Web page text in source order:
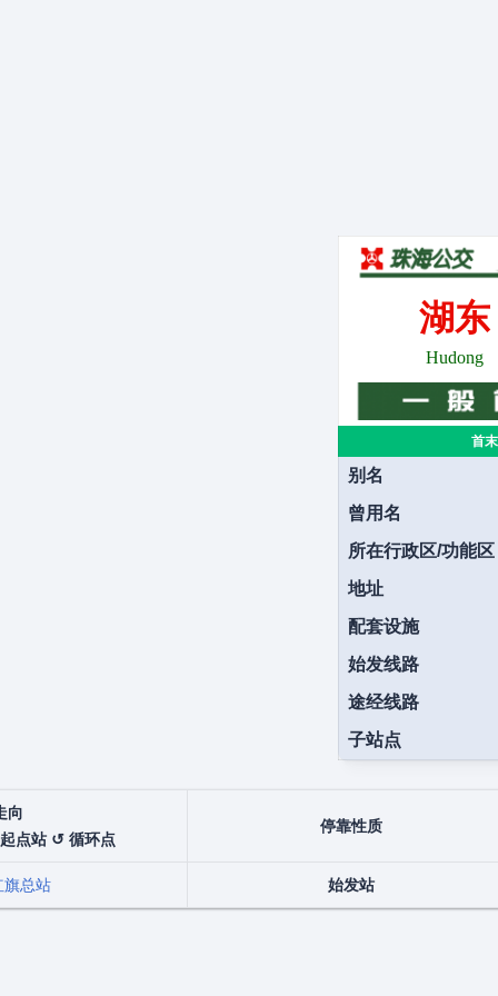
湖东
Hudong
首
别名
曾用名
所在行政区/功能区
地址
配套设施
始发线路
途经线路
子站点
向
点站 ↺ 循环点
停靠性质
旗总站 始发站